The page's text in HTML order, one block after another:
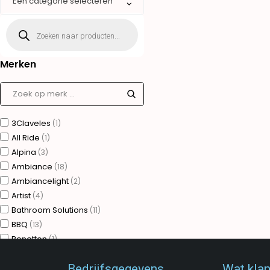
Merken
3Claveles (1)
All Ride (1)
Alpina (3)
Ambiance (18)
Ambiancelight (2)
Artist (4)
Bathroom Solutions (11)
BBQ (13)
Benetton(1)
(31)